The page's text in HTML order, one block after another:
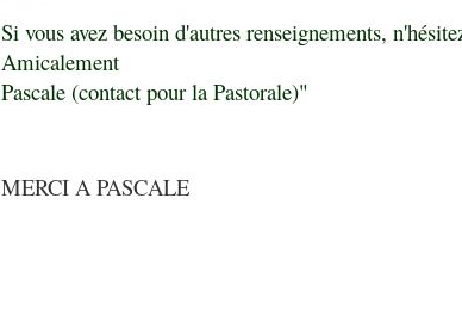
Si vous avez besoin d'autres renseignements,
Amicalement
Pascale (contact pour la Pastorale)"
MERCI A PASCALE